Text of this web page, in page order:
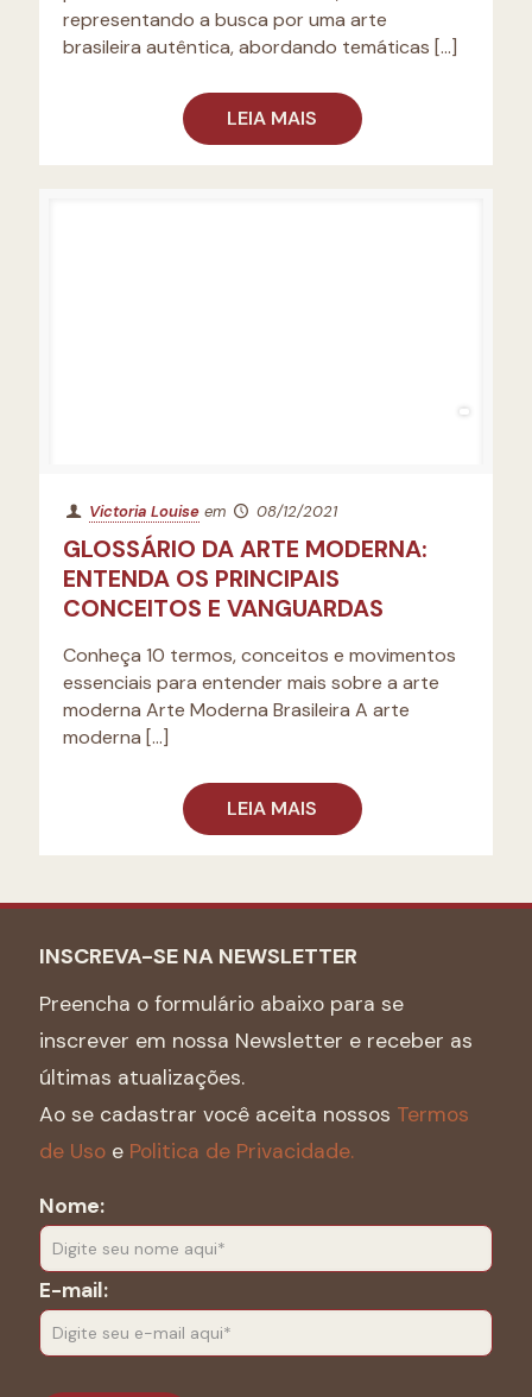
representando a busca por uma arte
brasileira autêntica, abordando temáticas […]
LEIA MAIS
Victoria Louise em 08/12/2021
GLOSSÁRIO DA ARTE MODERNA:
ENTENDA OS PRINCIPAIS
CONCEITOS E VANGUARDAS
Conheça 10 termos, conceitos e movimentos
essenciais para entender mais sobre a arte
moderna Arte Moderna Brasileira A arte
moderna […]
LEIA MAIS
INSCREVA-SE NA NEWSLETTER
Preencha o formulário abaixo para se
inscrever em nossa Newsletter e receber as
últimas atualizações.
Ao se cadastrar você aceita nossos Termos
de Uso e Politica de Privacidade.
Nome:
E-mail: